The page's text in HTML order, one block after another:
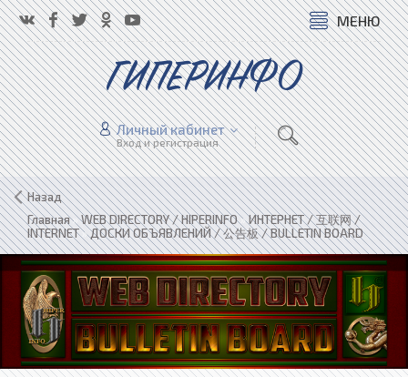
МЕНЮ
ГИПЕРИНФО
Личный кабинет
Вход и регистрация
Назад
Главная»WEB DIRECTORY / HIPERINFO»ИНТЕРНЕТ / 互联网 /
INTERNET»ДОСКИ ОБЪЯВЛЕНИЙ / 公告板 / BULLETIN BOARD